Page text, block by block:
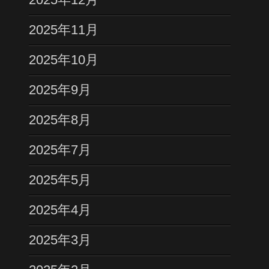
2025年11月
2025年10月
2025年9月
2025年8月
2025年7月
2025年5月
2025年4月
2025年3月